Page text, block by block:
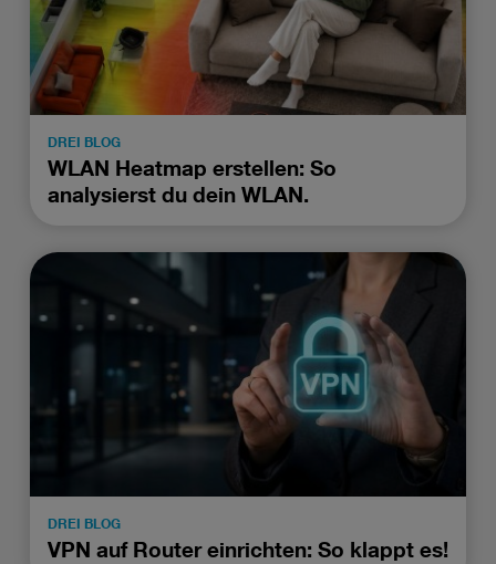
DREI BLOG
WLAN Heatmap erstellen: So
analysierst du dein WLAN.
DREI BLOG
VPN auf Router einrichten: So klappt es!